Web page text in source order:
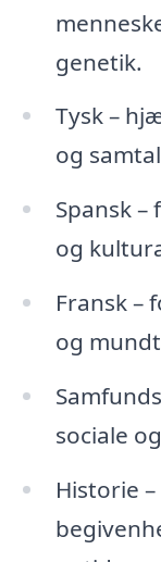
genetik.
Tysk –
og
Spansk
og
Fransk –
og
sociale
Historie